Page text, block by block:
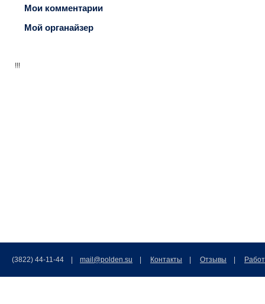
Мои комментарии
Мой органайзер
!!!
(3822) 44-11-44 | mail@polden.su | Контакты | Отзывы |